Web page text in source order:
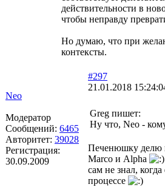
действительности в
чтобы неправду
Но думаю, что при
контексты.
Neo
Модератор
Сообщений: 6465
Авторитет: 39028
Регистрация:
30.09.2009
#297
21.01.2018
Greg пишет:
Ну что, Neo -
Печенюшку делю
Marco и Alpha
сам не знал, когда
процессе